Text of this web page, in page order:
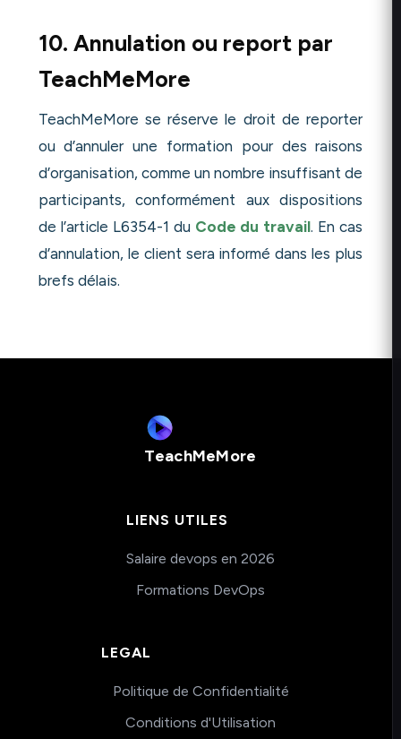
10. Annulation ou report par
TeachMeMore
TeachMeMore se réserve le droit de reporter
ou d’annuler une formation pour des raisons
d’organisation, comme un nombre insuffisant de
participants, conformément aux dispositions
de l’article L6354-1 du Code du travail. En cas
d’annulation, le client sera informé dans les plus
brefs délais.
TeachMeMore
LIENS UTILES
Salaire devops en 2026
Formations DevOps
LEGAL
Politique de Confidentialité
Conditions d'Utilisation